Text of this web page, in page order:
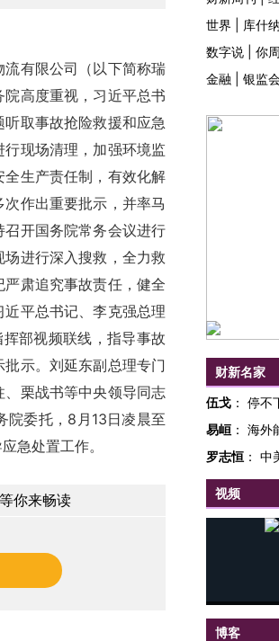
有限公司（以下简称瑞
高度重视，习近平总书
取事故抢险救援和应急
现场清理，加强环境监
生产责任制，有效化解
作出重要批示，并率马
开国务院常务会议进行
进行深入搜救，全力救
肃追究事故责任，健全
平总书记、李克强总理
部视频联线，指导事故
示。刘延东副总理专门
栗战书等中央领导同志
院委托，8月13日凌晨至
急处置工作。
你来畅读
世界
库什
数字说
你
金融
银监
财新名家
伍戈 ： 停不
易峘 ： 海外
罗志恒 ： 中
视频
博客